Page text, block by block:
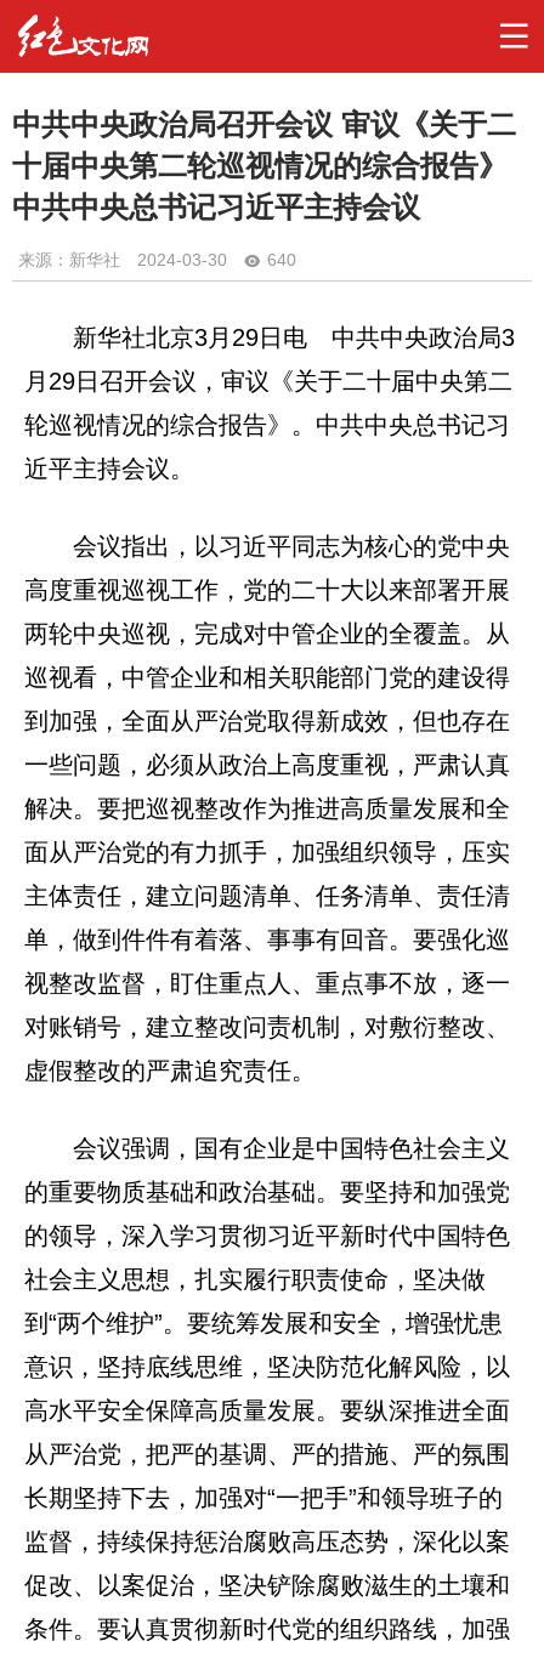
中共中央政治局召开会议 审议《关于二
十届中央第二轮巡视情况的综合报告》
中共中央总书记习近平主持会议
来源：新华社 2024-03-30 640
新华社北京3月29日电 中共中央政治局3
月29日召开会议，审议《关于二十届中央第二
轮巡视情况的综合报告》。中共中央总书记习
近平主持会议。
会议指出，以习近平同志为核心的党中央
高度重视巡视工作，党的二十大以来部署开展
两轮中央巡视，完成对中管企业的全覆盖。从
巡视看，中管企业和相关职能部门党的建设得
到加强，全面从严治党取得新成效，但也存在
一些问题，必须从政治上高度重视，严肃认真
解决。要把巡视整改作为推进高质量发展和全
面从严治党的有力抓手，加强组织领导，压实
主体责任，建立问题清单、任务清单、责任清
单，做到件件有着落、事事有回音。要强化巡
视整改监督，盯住重点人、重点事不放，逐一
对账销号，建立整改问责机制，对敷衍整改、
虚假整改的严肃追究责任。
会议强调，国有企业是中国特色社会主义
的重要物质基础和政治基础。要坚持和加强党
的领导，深入学习贯彻习近平新时代中国特色
社会主义思想，扎实履行职责使命，坚决做
到“两个维护”。要统筹发展和安全，增强忧患
意识，坚持底线思维，坚决防范化解风险，以
高水平安全保障高质量发展。要纵深推进全面
从严治党，把严的基调、严的措施、严的氛围
长期坚持下去，加强对“一把手”和领导班子的
监督，持续保持惩治腐败高压态势，深化以案
促改、以案促治，坚决铲除腐败滋生的土壤和
条件。要认真贯彻新时代党的组织路线，加强